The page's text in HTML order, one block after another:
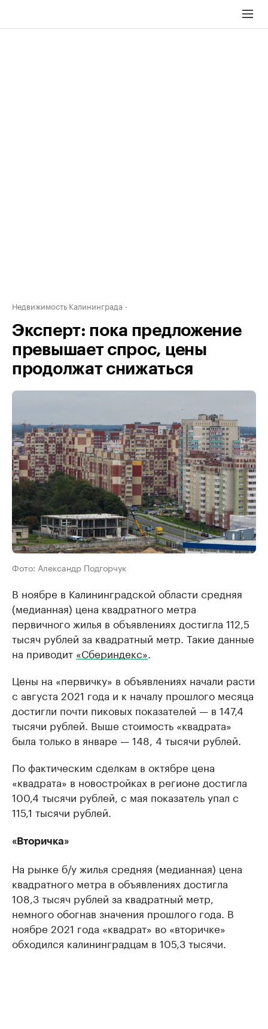
Недвижимость Калининграда
Эксперт: пока предложение
превышает спрос, цены
продолжат снижаться
Фото: Александр Подгорчук
В ноябре в Калининградской области средняя
(медианная) цена квадратного метра
первичного жилья в объявлениях достигла 112,5
тысяч рублей за квадратный метр. Такие данные
на приводит «Сбериндекс»
Цены на «первичку» в объявлениях начали расти
с августа 2021 года и к началу прошлого месяца
достигли почти пиковых показателей — в 147,4
тысячи рублей. Выше стоимость «квадрата»
была только в январе — 148, 4 тысячи рублей.
По фактическим сделкам в октябре цена
«квадрата» в новостройках в регионе достигла
100,4 тысячи рублей, с мая показатель упал с
115,1 тысячи рублей.
«Вторичка»
На рынке б/у жилья средняя (медианная) цена
квадратного метра в объявлениях достигла
108,3 тысяч рублей за квадратный метр,
немного обогнав значения прошлого года. В
ноябре 2021 года «квадрат» во «вторичке»
обходился калининградцам в 105,3 тысячи.